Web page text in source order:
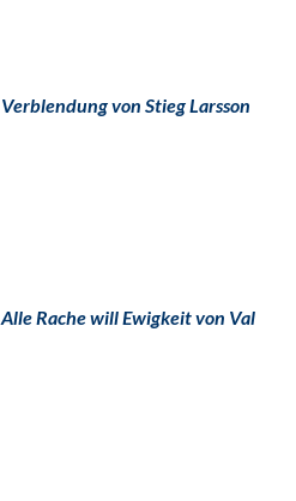
Verblendung von Stieg Larsson
Alle Rache will Ewigkeit von Val